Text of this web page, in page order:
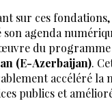
sur ces
agenda
du programme
(E-Azerbaijan).
accéléré la
publics et